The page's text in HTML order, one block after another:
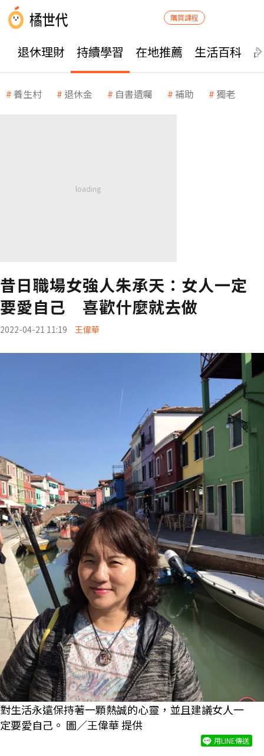
購買課程
退休理財 持續學習 在地推薦 生活百科
養生村 退休金 自書遺囑 補助 獨老
昔日職場女強人朱承天：女人一定
要愛自己 喜歡什麼就去做
2022-04-21 11:19 王偉華
對生活永遠保持著一顆熱誠的心靈，並且建議女人一
定要愛自己。 圖／王偉華 提供
用LINE傳送